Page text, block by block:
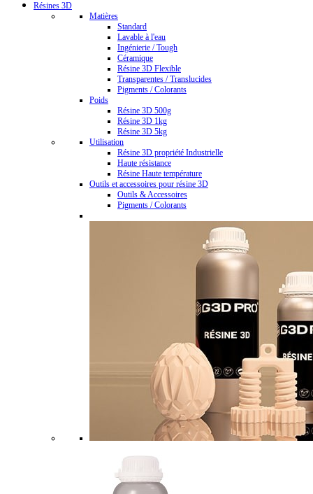
Résines 3D
Matières
Standard
Lavable à l'eau
Ingénierie / Tough
Céramique
Résine 3D Flexible
Transparentes / Translucides
Pigments / Colorants
Poids
Résine 3D 500g
Résine 3D 1kg
Résine 3D 5kg
Utilisation
Résine 3D propriété Industrielle
Haute résistance
Résine Haute température
Outils et accessoires pour résine 3D
Outils & Accessoires
Pigments / Colorants